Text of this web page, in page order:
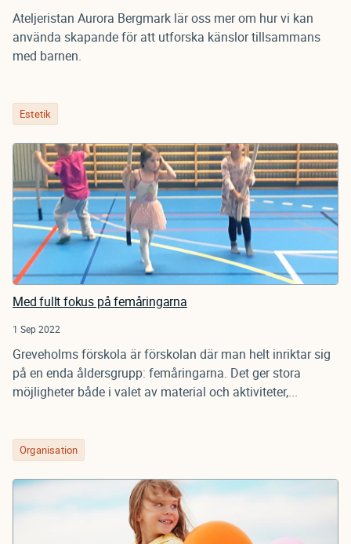
Ateljeristan Aurora Bergmark lär oss mer om hur vi kan
använda skapande för att utforska känslor tillsammans
med barnen.
Estetik
Med fullt fokus på femåringarna
1 Sep 2022
Greveholms förskola är förskolan där man helt inriktar sig
på en enda åldersgrupp: femåringarna. Det ger stora
möjligheter både i valet av material och aktiviteter,...
Organisation